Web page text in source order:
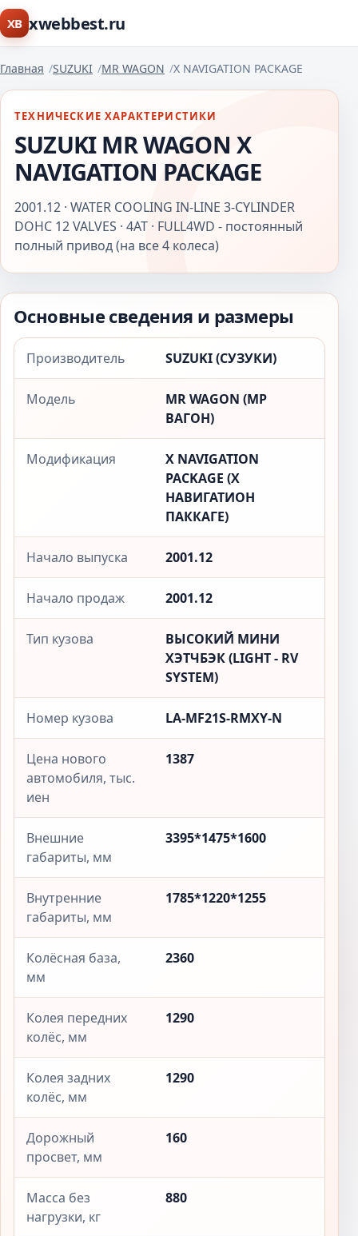
XB xwebbest.ru
Главная SUZUKI MR WAGON X NAVIGATION PACKAGE
ТЕХНИЧЕСКИЕ ХАРАКТЕРИСТИКИ
SUZUKI MR WAGON X
NAVIGATION PACKAGE
2001.12 · WATER COOLING IN-LINE 3-CYLINDER
DOHC 12 VALVES · 4AT · FULL4WD - постоянный
полный привод (на все 4 колеса)
Основные сведения и размеры
Производитель SUZUKI (СУЗУКИ)
Модель
MR WAGON (МР
ВАГОН)
Модификация
X NAVIGATION
PACKAGE (X
НАВИГАТИОН
ПАККАГЕ)
Начало выпуска 2001.12
Начало продаж 2001.12
Тип кузова
ВЫСОКИЙ МИНИ
ХЭТЧБЭК (LIGHT - RV
SYSTEM)
Номер кузова LA-MF21S-RMXY-N
Цена нового
автомобиля, тыс.
иен
1387
Внешние
габариты, мм
3395*1475*1600
Внутренние
габариты, мм
1785*1220*1255
Колёсная база,
мм
2360
Колея передних
колёс, мм
1290
Колея задних
колёс, мм
1290
Дорожный
просвет, мм
160
Масса без
нагрузки, кг
880